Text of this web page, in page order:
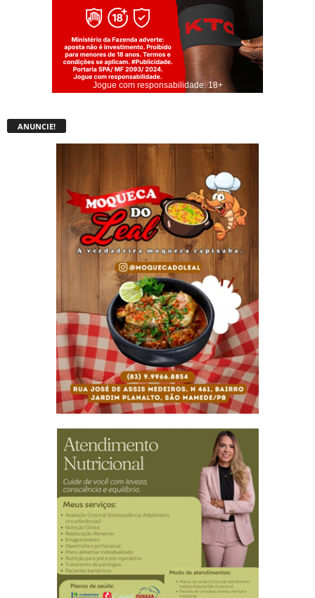
Jogue com responsabilidade. 18+
ANUNCIE!